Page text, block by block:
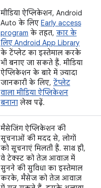
मीडिया ऐप्लिकेशन, Android
Auto के लिए Early access
program के तहत, कार के
लिए Android App Library
के टेंप्लेट का इस्तेमाल करके
भी बनाए जा सकते हैं. मीडिया
ऐप्लिकेशन के बारे में ज़्यादा
जानकारी के लिए, टेंप्लेट
वाला मीडिया ऐप्लिकेशन
बनाना लेख पढ़ें.
मैसेजिंग ऐप्लिकेशन की
सूचनाओं की मदद से, लोगों
को सूचनाएं मिलती हैं. साथ ही,
वे टेक्स्ट को तेज़ आवाज़ में
सुनने की सुविधा का इस्तेमाल
करके, मैसेज को तेज़ आवाज़